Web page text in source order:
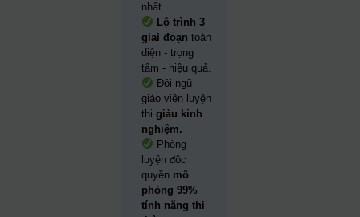
nhất.
Lộ trình 3
giai đoạn toàn
diện - trọng
tâm - hiệu quả.
Đội ngũ
giáo viên luyện
thigiàu kinh
nghiệm.
Phòng
luyện độc
quyền mô
phỏng 99%
tính năng thi